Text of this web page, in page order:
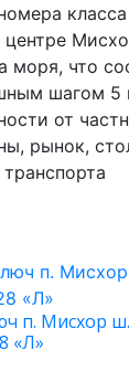
класса
моря, что
шагом 5
от
рынок,
п. Мисхор ш.
«Л»